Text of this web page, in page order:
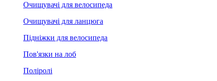
Очищувачі для велосипеда
Очищувачі для ланцюга
Підніжки для велосипеда
Пов'язки на лоб
Поліролі